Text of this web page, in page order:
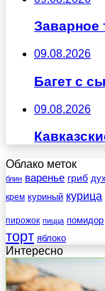
Заварное
09.08.2026
Багет с
09.08.2026
Облако меток
блин варенье гриб
крем куриный курица
пирожок пицца помидор
торт яблоко
Интересно